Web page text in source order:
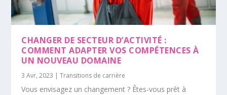
CHANGER DE SECTEUR D’ACTIVITÉ :
COMMENT ADAPTER VOS COMPÉTENCES À
UN NOUVEAU DOMAINE
3 Avr, 2023 |Transitions de carrière
Vous envisagez un changement ? Êtes-vous prêt à